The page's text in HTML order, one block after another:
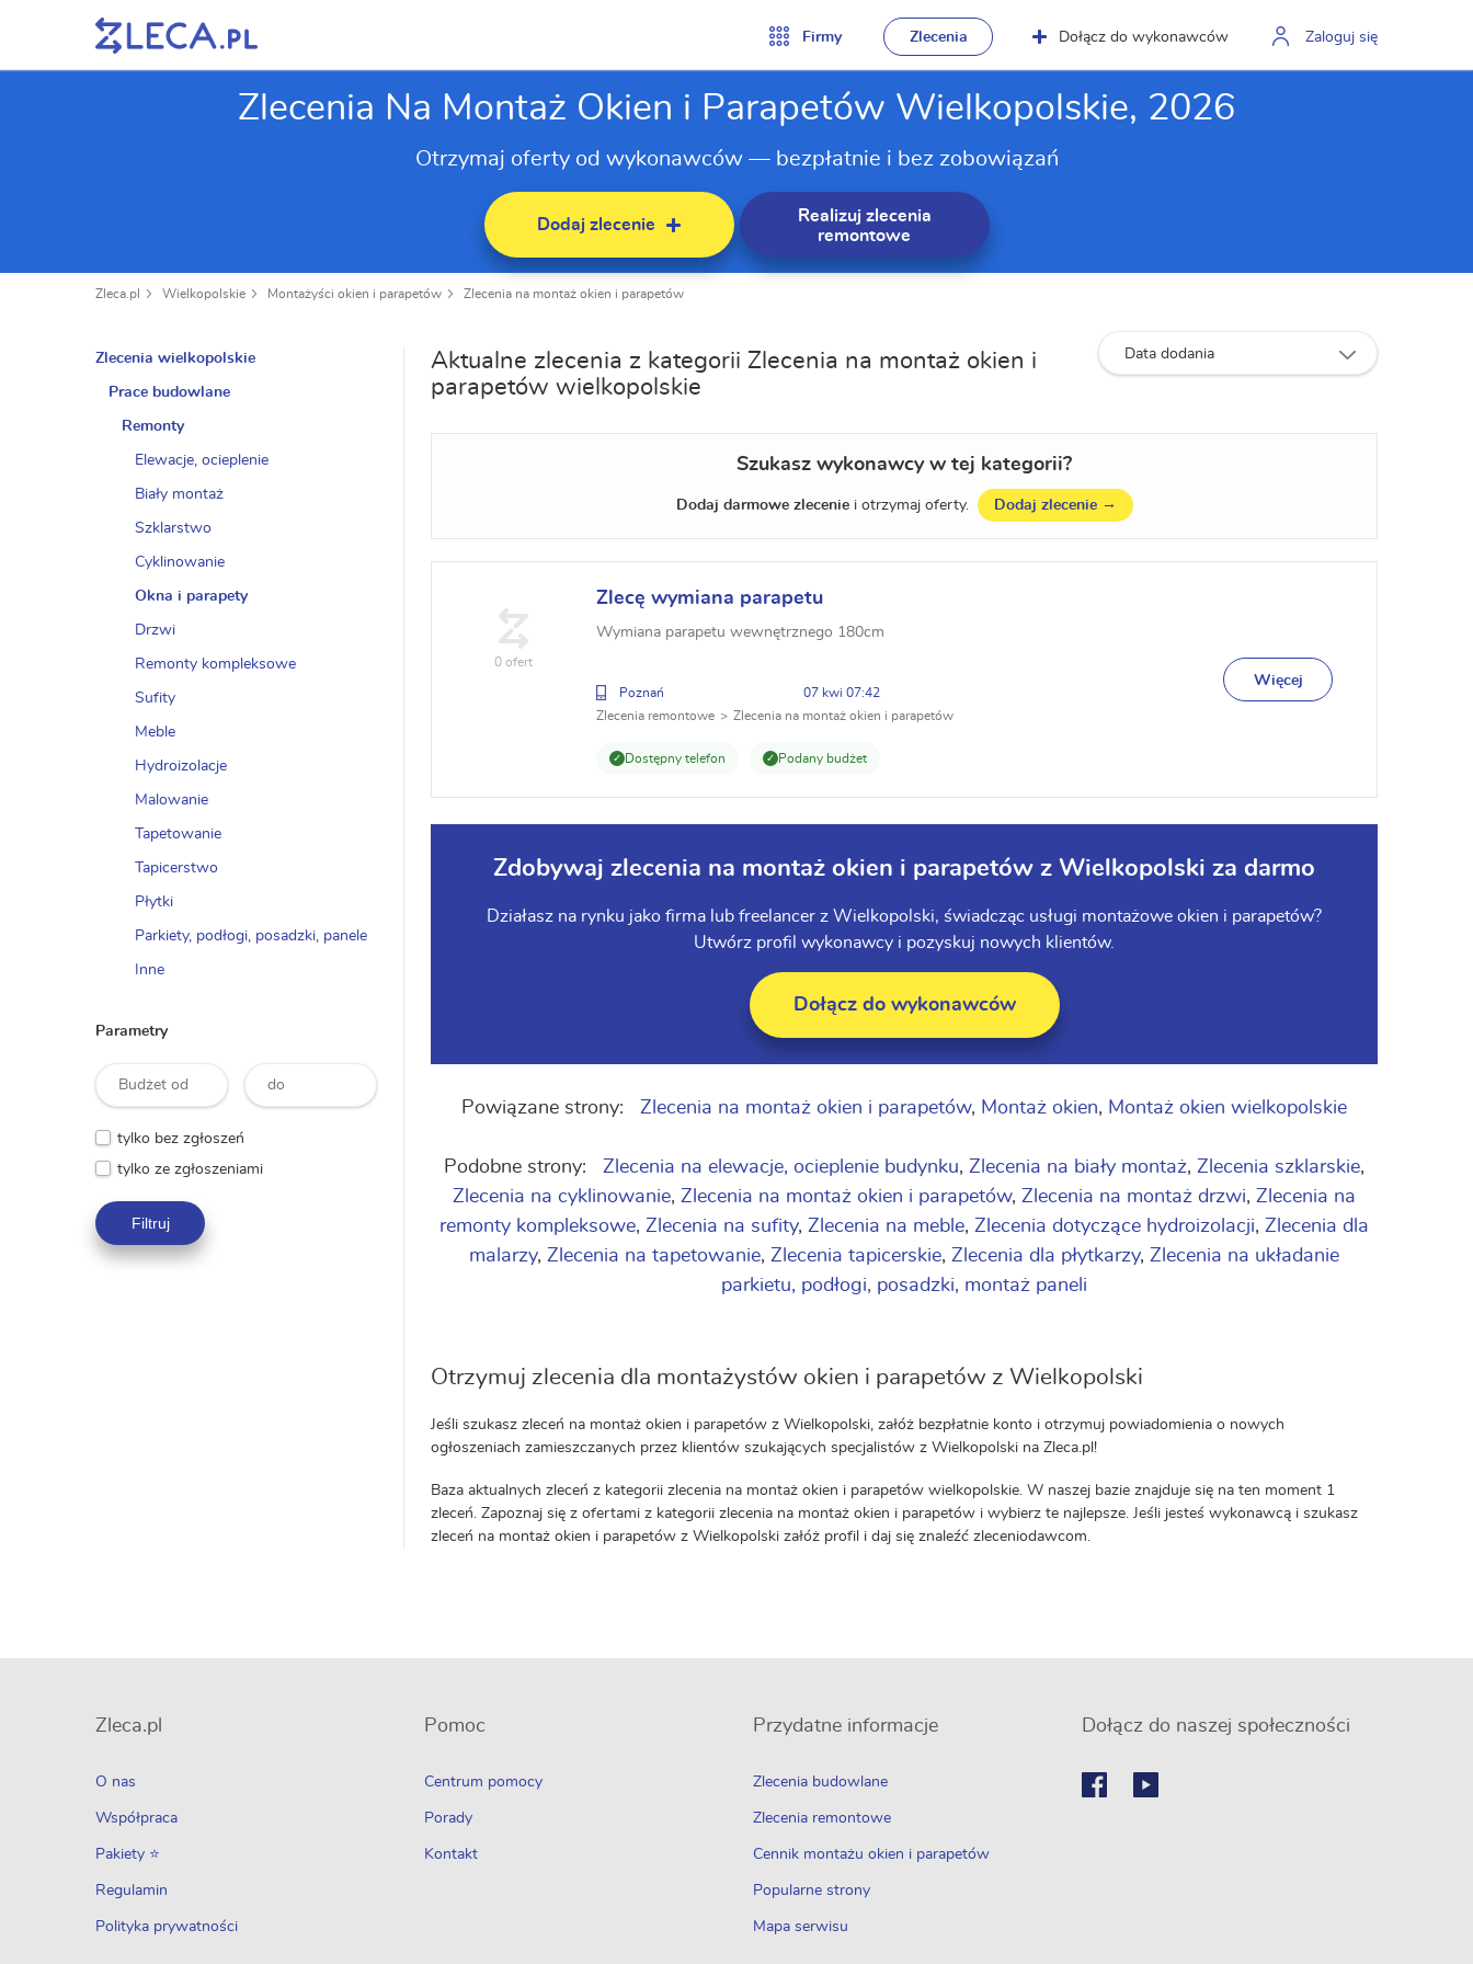
Firmy Zlecenia Dołącz do wykonawców Zaloguj się
Zlecenia Na Montaż Okien i Parapetów Wielkopolskie, 2026
Otrzymaj oferty od wykonawców — bezpłatnie i bez zobowiązań
Dodaj zlecenie
Realizuj zlecenia
remontowe
Zleca.pl Wielkopolskie Montażyści okien i parapetów Zlecenia na montaż okien i parapetów
Data dodania
Aktualne zlecenia z kategorii Zlecenia na montaż okien i
parapetów wielkopolskie
Szukasz wykonawcy w tej kategorii?
Dodaj darmowe zleceniei otrzymaj oferty. Dodaj zlecenie →
Zlecę wymiana parapetu
Wymiana parapetu wewnętrznego 180cm
Poznań
07 kwi 07:42
Zlecenia remontowe
Zlecenia na montaż okien i parapetów
Dostępny telefon Podany budżet
0 ofert
Więcej
Zdobywaj zlecenia na montaż okien i parapetów z Wielkopolski za darmo
Działasz na rynku jako firma lub freelancer z Wielkopolski, świadcząc usługi montażowe okien i parapetów?
Utwórz profil wykonawcy i pozyskuj nowych klientów.
Dołącz do wykonawców
Powiązane strony: Zlecenia na montaż okien i parapetów, Montaż okien, Montaż okien wielkopolskie
Podobne strony: Zlecenia na elewacje, ocieplenie budynku, Zlecenia na biały montaż, Zlecenia szklarskie,
Zlecenia na cyklinowanie, Zlecenia na montaż okien i parapetów, Zlecenia na montaż drzwi, Zlecenia na
remonty kompleksowe, Zlecenia na sufity, Zlecenia na meble, Zlecenia dotyczące hydroizolacji, Zlecenia dla
malarzy, Zlecenia na tapetowanie, Zlecenia tapicerskie, Zlecenia dla płytkarzy, Zlecenia na układanie
parkietu, podłogi, posadzki, montaż paneli
Otrzymuj zlecenia dla montażystów okien i parapetów z Wielkopolski
Jeśli szukasz zleceń na montaż okien i parapetów z Wielkopolski, załóż bezpłatnie konto i otrzymuj powiadomienia o nowych
ogłoszeniach zamieszczanych przez klientów szukających specjalistów z Wielkopolski na Zleca.pl!
Baza aktualnych zleceń z kategorii zlecenia na montaż okien i parapetów wielkopolskie. W naszej bazie znajduje się na ten moment 1
zleceń. Zapoznaj się z ofertami z kategorii zlecenia na montaż okien i parapetów i wybierz te najlepsze. Jeśli jesteś wykonawcą i szukasz
zleceń na montaż okien i parapetów z Wielkopolski załóż profil i daj się znaleźć zleceniodawcom.
Zlecenia wielkopolskie
Prace budowlane
Remonty
Elewacje, ocieplenie
Biały montaż
Szklarstwo
Cyklinowanie
Okna i parapety
Drzwi
Remonty kompleksowe
Sufity
Meble
Hydroizolacje
Malowanie
Tapetowanie
Tapicerstwo
Płytki
Parkiety, podłogi, posadzki, panele
Inne
Parametry
tylko bez zgłoszeń
tylko ze zgłoszeniami
Filtruj
Zleca.pl
O nas
Współpraca
Pakiety ⭐
Regulamin
Polityka prywatności
Pomoc
Centrum pomocy
Porady
Kontakt
Przydatne informacje
Zlecenia budowlane
Zlecenia remontowe
Cennik montażu okien i parapetów
Popularne strony
Mapa serwisu
Dołącz do naszej społeczności